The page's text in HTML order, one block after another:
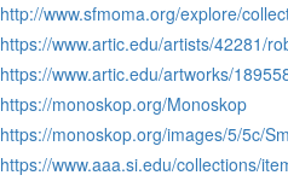
http://www.sfmoma.org/explore/
https://www.artic.edu/artists/42281/
https://www.artic.edu/artworks/
https://monoskop.org/Monoskop
https://monoskop.org/images/5/5c/
https://www.aaa.si.edu/collections/